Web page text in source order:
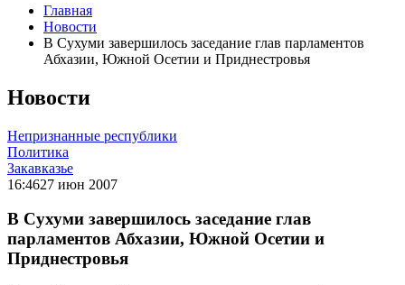
Главная
Новости
В Сухуми завершилось заседание глав парламентов
Абхазии, Южной Осетии и Приднестровья
Новости
Непризнанные республики
Политика
Закавказье
16:4627 июн 2007
В Сухуми завершилось заседание глав
парламентов Абхазии, Южной Осетии и
Приднестровья